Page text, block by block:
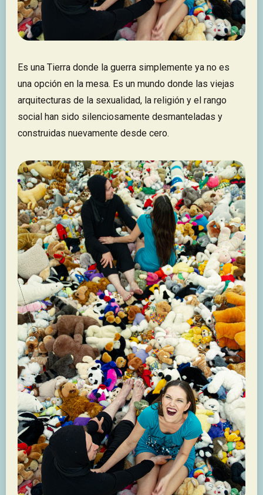
Es una Tierra donde la guerra simplemente ya no es
una opción en la mesa. Es un mundo donde las viejas
arquitecturas de la sexualidad, la religión y el rango
social han sido silenciosamente desmanteladas y
construidas nuevamente desde cero.